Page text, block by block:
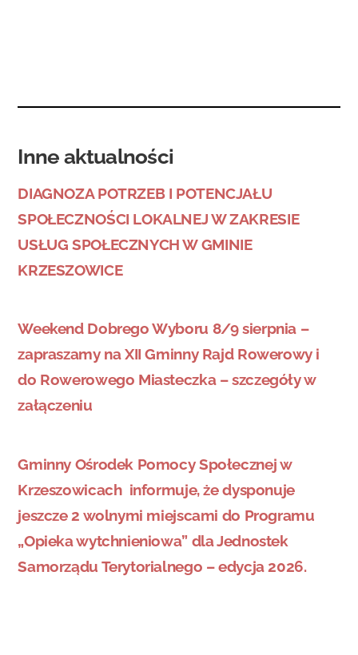
Inne aktualności
DIAGNOZA POTRZEB I POTENCJAŁU
SPOŁECZNOŚCI LOKALNEJ W ZAKRESIE
USŁUG SPOŁECZNYCH W GMINIE
KRZESZOWICE
Weekend Dobrego Wyboru 8/9 sierpnia –
zapraszamy na XII Gminny Rajd Rowerowy i
do Rowerowego Miasteczka – szczegóły w
załączeniu
Gminny Ośrodek Pomocy Społecznej w
Krzeszowicach informuje, że dysponuje
jeszcze 2 wolnymi miejscami do Programu
„Opieka wytchnieniowa” dla Jednostek
Samorządu Terytorialnego – edycja 2026.